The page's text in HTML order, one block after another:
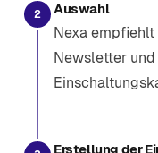
2 Auswahl
Nexa
Newsletter
Erstellung der